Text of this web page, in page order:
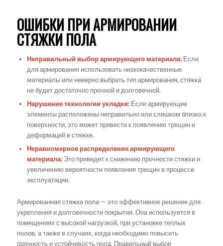
ОШИБКИ ПРИ АРМИРОВАНИИ
СТЯЖКИ ПОЛА
Неправильный выбор армирующего материала:Если
для армирования использовать низкокачественные
материалы или неверно выбрать тип армирования, стяжка
не будет достаточно прочной и долговечной.
Нарушение технологии укладки:Если армирующие
элементы расположены неправильно или слишком близко к
поверхности, это может привести к появлению трещин и
деформаций в стяжке.
Неравномерное распределение армирующего
материала:Это приведет к снижению прочности стяжки и
увеличению вероятности появления трещин в процессе
эксплуатации.
Армированная стяжка пола — это эффективное решение для
укрепления и долговечности покрытия. Она используется в
помещениях с высокой нагрузкой, при установке теплых
полов, а также в случаях, когда необходимо повысить
прочность и устойчивость пола. Правильный выбор